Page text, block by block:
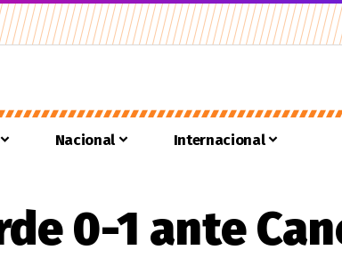
Nacional Internacional
0-1 ante